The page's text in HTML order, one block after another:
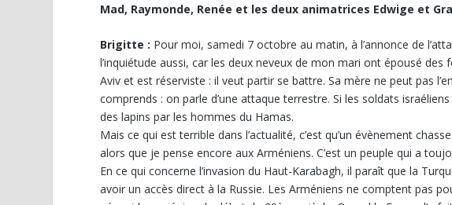
Mad, Raymonde, Renée et les deux animatrices Edwige et
Brigitte : Pour moi, samedi 7 octobre au matin, à l’annonce de
l’inquiétude aussi, car les deux neveux de mon mari ont épousé des
Aviv et est réserviste : il veut partir se battre. Sa mère ne peut pas
comprends : on parle d’une attaque terrestre. Si les soldats
des lapins par les hommes du Hamas.
Mais ce qui est terrible dans l’actualité, c’est qu’un évènement
alors que je pense encore aux Arméniens. C’est un peuple qui a
En ce qui concerne l’invasion du Haut-Karabagh, il paraît que la
avoir un accès direct à la Russie. Les Arméniens ne comptent pas